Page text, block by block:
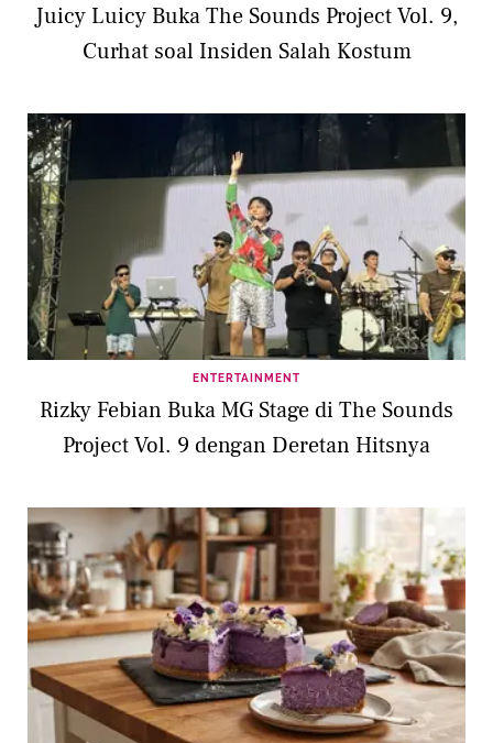
Juicy Luicy Buka The Sounds Project Vol. 9,
Curhat soal Insiden Salah Kostum
ENTERTAINMENT
Rizky Febian Buka MG Stage di The Sounds
Project Vol. 9 dengan Deretan Hitsnya